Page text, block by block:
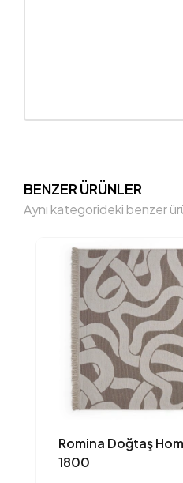
BENZER ÜRÜNLER
Aynı kategorideki benzer
Romina Doğtaş
1800